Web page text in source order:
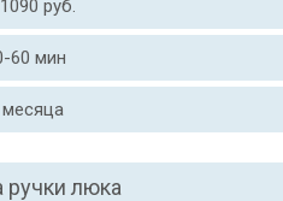
руб.
60 мин
ручки люка